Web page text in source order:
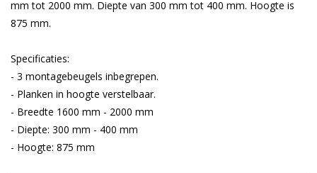
mm tot 2000 mm. Diepte van 300 mm tot 400 mm. Hoogte is
875 mm.
Specificaties:
- 3 montagebeugels inbegrepen.
- Planken in hoogte verstelbaar.
- Breedte 1600 mm - 2000 mm
- Diepte: 300 mm - 400 mm
- Hoogte: 875 mm